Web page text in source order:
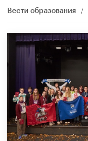
Вести образования /